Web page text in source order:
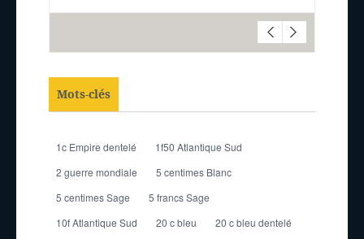
Mots-clés
1c Empire dentelé
1f50 Atlantique Sud
2 guerre mondiale
5 centimes Blanc
5 centimes Sage
5 francs Sage
10f Atlantique Sud
20 c bleu 20 c bleu dentelé